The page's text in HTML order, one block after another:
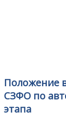
Положение
СЗФО по
этапа